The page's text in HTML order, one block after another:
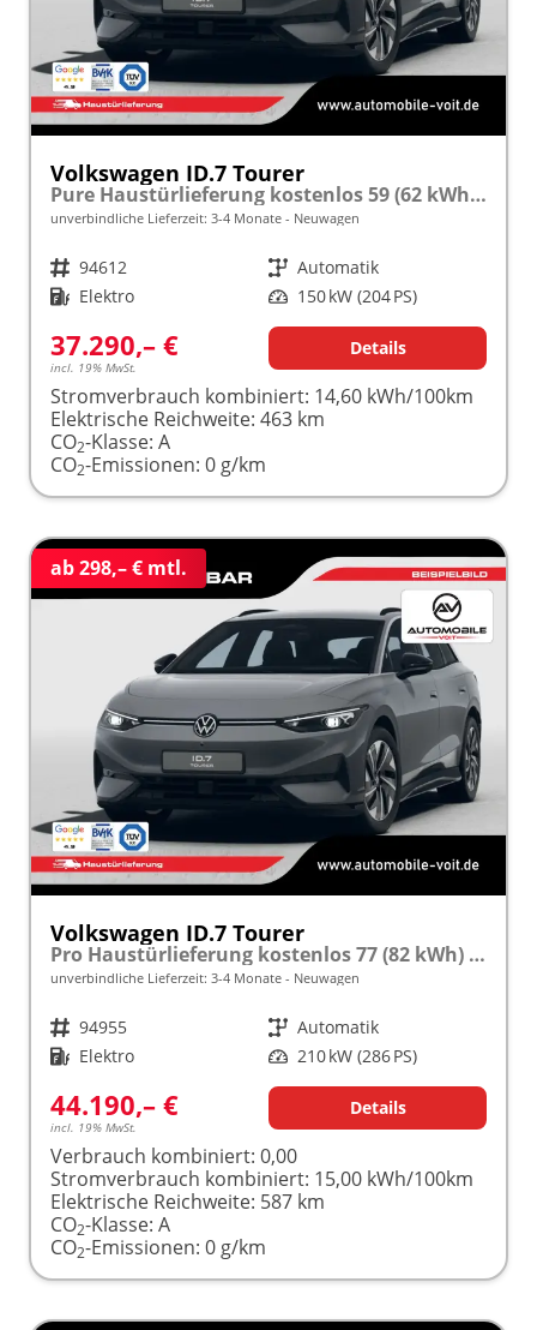
Volkswagen ID.7 Tourer
Pure Haustürlieferung kostenlos 59 (62 kWh) Automatik 204PS (Elektro) ACC/SHZ/LED frei konfigurierbar!
unverbindliche Lieferzeit: 3-4 Monate Neuwagen
Fahrzeugnr. 94612 Getriebe Automatik
Kraftstoff Elektro Leistung 150 kW (204 PS)
37.290,– €
incl. 19% MwSt.
Details
Stromverbrauch kombiniert: 14,60 kWh/100km
Elektrische Reichweite: 463 km
CO2-Klasse: A
CO2-Emissionen: 0 g/km
ab 298,– € mtl.
Volkswagen ID.7 Tourer
Pro Haustürlieferung kostenlos 77 (82 kWh) Automatik 286PS (Elektro) ACC/SHZ/LED frei konfigurierbar!
unverbindliche Lieferzeit: 3-4 Monate Neuwagen
Fahrzeugnr. 94955 Getriebe Automatik
Kraftstoff Elektro Leistung 210 kW (286 PS)
44.190,– €
incl. 19% MwSt.
Details
Verbrauch kombiniert: 0,00
Stromverbrauch kombiniert: 15,00 kWh/100km
Elektrische Reichweite: 587 km
CO2-Klasse: A
CO2-Emissionen: 0 g/km